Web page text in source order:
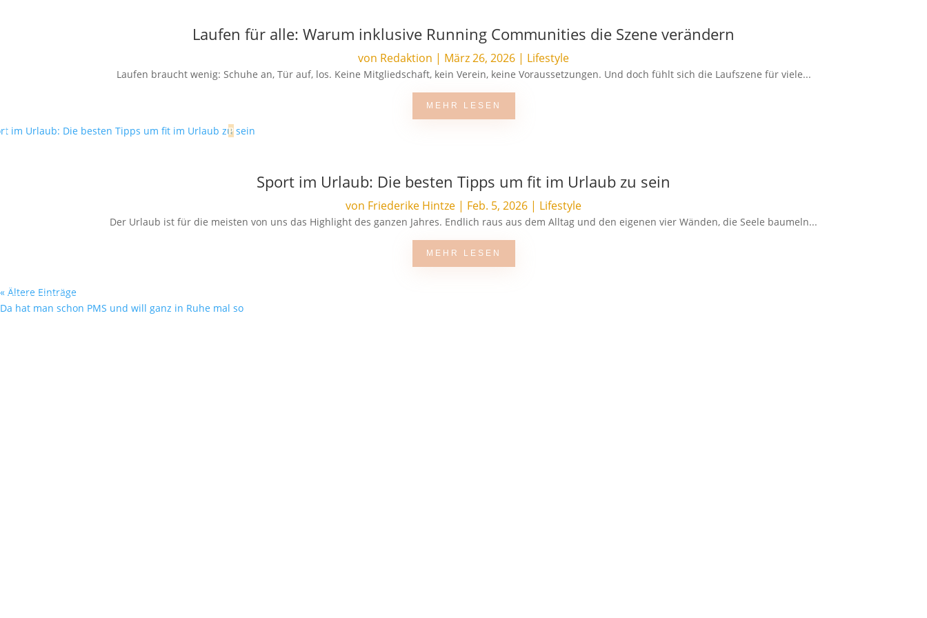
Laufen für alle: Warum inklusive Running Communities die Szene verändern
von Redaktion | März 26, 2026 | Lifestyle
Laufen braucht wenig: Schuhe an, Tür auf, los. Keine Mitgliedschaft, kein Verein, keine Voraussetzungen. Und doch fühlt sich die Laufszene für viele...
MEHR LESEN
Sport im Urlaub: Die besten Tipps um fit im Urlaub zu sein
von Friederike Hintze | Feb. 5, 2026 | Lifestyle
Der Urlaub ist für die meisten von uns das Highlight des ganzen Jahres. Endlich raus aus dem Alltag und den eigenen vier Wänden, die Seele baumeln...
MEHR LESEN
« Ältere Einträge
Da hat man schon PMS und will ganz in Ruhe mal so